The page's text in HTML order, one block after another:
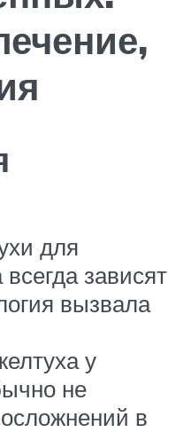
для
зависят
вызвала
у
не
в